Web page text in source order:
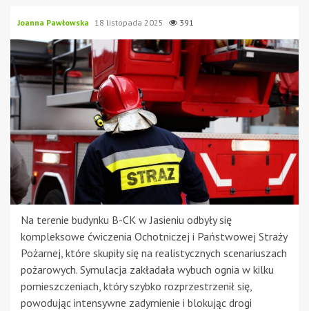
Joanna Pawłowska 18 listopada 2025 391
Na terenie budynku B-CK w Jasieniu odbyły się
kompleksowe ćwiczenia Ochotniczej i Państwowej Straży
Pożarnej, które skupiły się na realistycznych scenariuszach
pożarowych. Symulacja zakładała wybuch ognia w kilku
pomieszczeniach, który szybko rozprzestrzenił się,
powodując intensywne zadymienie i blokując drogi